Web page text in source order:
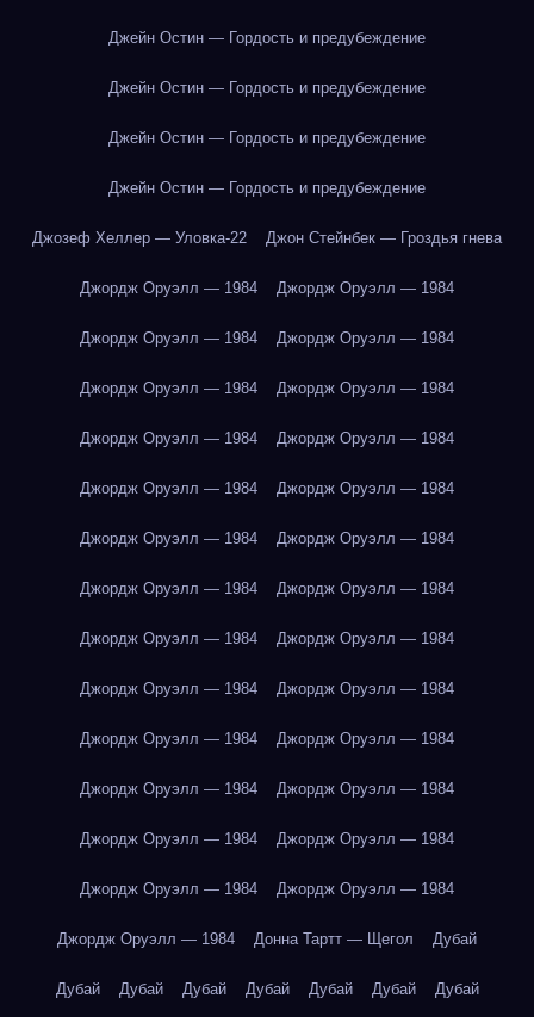
Джейн Остин — Гордость и предубеждение
Джейн Остин — Гордость и предубеждение
Джейн Остин — Гордость и предубеждение
Джейн Остин — Гордость и предубеждение
Джозеф Хеллер — Уловка-22 Джон Стейнбек — Гроздья гнева
Джордж Оруэлл — 1984 Джордж Оруэлл — 1984
Джордж Оруэлл — 1984 Джордж Оруэлл — 1984
Джордж Оруэлл — 1984 Джордж Оруэлл — 1984
Джордж Оруэлл — 1984 Джордж Оруэлл — 1984
Джордж Оруэлл — 1984 Джордж Оруэлл — 1984
Джордж Оруэлл — 1984 Джордж Оруэлл — 1984
Джордж Оруэлл — 1984 Джордж Оруэлл — 1984
Джордж Оруэлл — 1984 Джордж Оруэлл — 1984
Джордж Оруэлл — 1984 Джордж Оруэлл — 1984
Джордж Оруэлл — 1984 Джордж Оруэлл — 1984
Джордж Оруэлл — 1984 Джордж Оруэлл — 1984
Джордж Оруэлл — 1984 Джордж Оруэлл — 1984
Джордж Оруэлл — 1984 Джордж Оруэлл — 1984
Джордж Оруэлл — 1984 Донна Тартт — Щегол Дубай
Дубай Дубай Дубай Дубай Дубай Дубай Дубай